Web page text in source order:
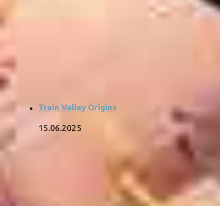
Train Valley Origins
15.06.2025